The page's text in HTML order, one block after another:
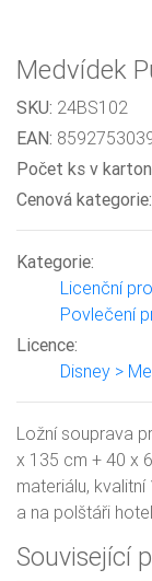
Medvídek
SKU: 24BS102
EAN:
Počet ks v
Cenová kategorie:
Kategorie:
Licenční
Povlečení
Licence:
Disney >
Ložní souprava
x 135 cm + 40 x
materiálu,
a na polštáři
Související